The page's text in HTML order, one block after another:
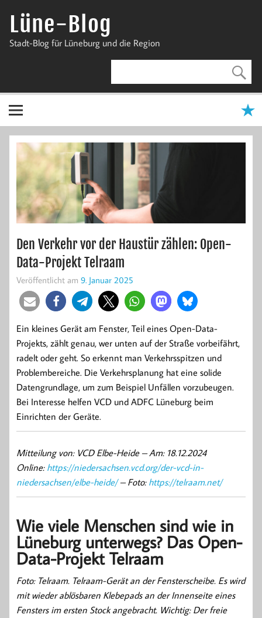
InhaltLüne-Blog
Stadt-Blog für Lüneburg und die Region
Den Verkehr vor der Haustür zählen: Open-
Data-Projekt Telraam
Veröffentlicht am 9. Januar 2025
Ein kleines Gerät am Fenster, Teil eines Open-Data-
Projekts, zählt genau, wer unten auf der Straße vorbeifährt,
radelt oder geht. So erkennt man Verkehrsspitzen und
Problembereiche. Die Verkehrsplanung hat eine solide
Datengrundlage, um zum Beispiel Unfällen vorzubeugen.
Bei Interesse helfen VCD und ADFC Lüneburg beim
Einrichten der Geräte.
Mitteilung von: VCD Elbe-Heide –Am: 18.12.2024
Online: https://niedersachsen.vcd.org/der-vcd-in-
niedersachsen/elbe-heide/– Foto: https://telraam.net/
Wie viele Menschen sind wie in
Lüneburg unterwegs? Das Open-
Data-Projekt Telraam
Foto: Telraam. Telraam-Gerät an der Fensterscheibe. Es wird
mit wieder ablösbaren Klebepads an der Innenseite eines
Fensters im ersten Stock angebracht. Wichtig: Der freie